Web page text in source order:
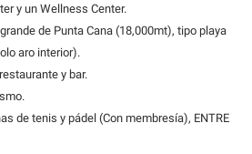
y un Wellness Center.
de Punta Cana (18,000mt), tipo playa
aro interior).
y bar.
de tenis y pádel (Con membresía), ENTRE